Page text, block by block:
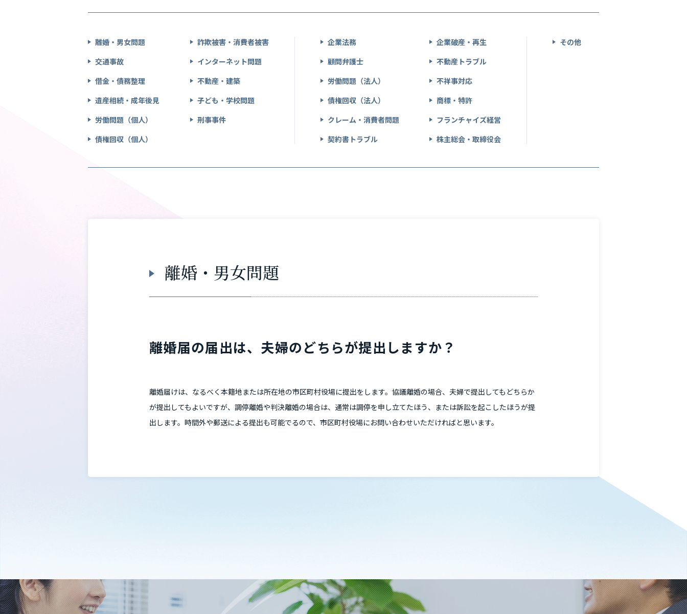
離婚・男女問題
交通事故
借金・債務整理
遺産相続・成年後見
労働問題（個人）
債権回収（個人）
詐欺被害・消費者被害
インターネット問題
不動産・建築
子ども・学校問題
刑事事件
企業法務
顧問弁護士
労働問題（法人）
債権回収（法人）
クレーム・消費者問題
契約書トラブル
企業破産・再生
不動産トラブル
不祥事対応
商標・特許
フランチャイズ経営
株主総会・取締役会
その他
離婚・男女問題
離婚届の届出は、夫婦のどちらが提出しますか？
離婚届けは、なるべく本籍地または所在地の市区町村役場に提出をします。協議離婚の場合、夫婦で提出してもどちらか
が提出してもよいですが、調停離婚や判決離婚の場合は、通常は調停を申し立てたほう、または訴訟を起こしたほうが提
出します。時間外や郵送による提出も可能でるので、市区町村役場にお問い合わせいただければと思います。